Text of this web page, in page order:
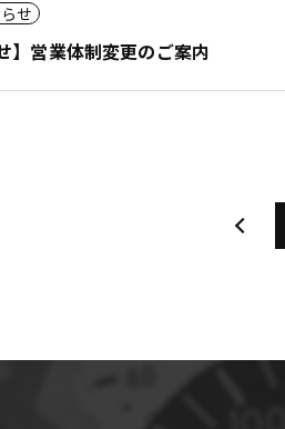
せ
】営業体制変更のご案内